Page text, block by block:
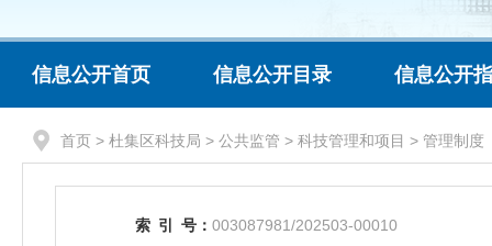
信息公开首页 信息公开目录 信息公开
首页 > 杜集区科技局 > 公共监管 > 科技管理和项目 > 管理制度
索 引 号： 003087981/202503-00010